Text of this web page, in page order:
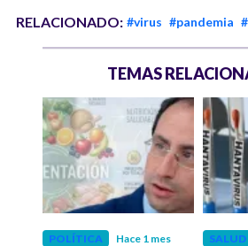
RELACIONADO: #virus #pandemia
TEMAS
POLÍTICA Hace 1 mes SALUD